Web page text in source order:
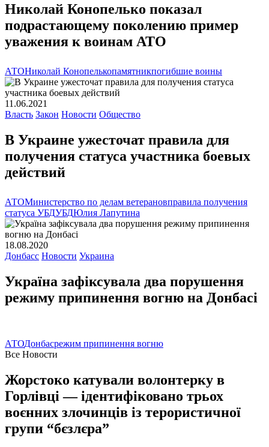
Николай Конопелько показал
подрастающему поколению пример
уважения к воинам АТО
АТОНиколай Конопелькопамятникпогибшие воины
11.06.2021
Власть Закон Новости Общество
В Украине ужесточат правила для
получения статуса участника боевых
действий
АТОМинистерство по делам ветерановправила получения
статуса УБДУБДЮлия Лапутина
18.08.2020
Донбасс Новости Украина
Україна зафіксувала два порушення
режиму припинення вогню на Донбасі
АТОДонбасрежим припинення вогню
Все Новости
Жорстоко катували волонтерку в
Горлівці — ідентифіковано трьох
воєнних злочинців із терористичної
групи “бєзлєра”